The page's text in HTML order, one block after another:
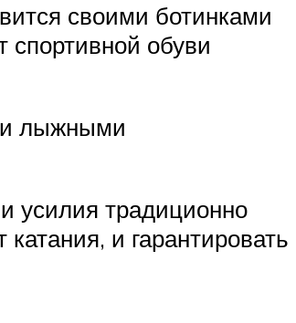
своими ботинками
спортивной обуви
лыжными
усилия традиционно
и гарантировать